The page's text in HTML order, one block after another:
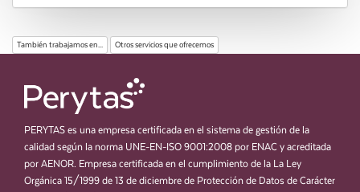
También trabajamos en... Otros servicios que ofrecemos
PERYTAS es una empresa certificada en el sistema de gestión de la
calidad según la norma UNE-EN-ISO 9001:2008 por ENAC y acreditada
por AENOR. Empresa certificada en el cumplimiento de la La Ley
Orgánica 15/1999 de 13 de diciembre de Protección de Datos de Carácter